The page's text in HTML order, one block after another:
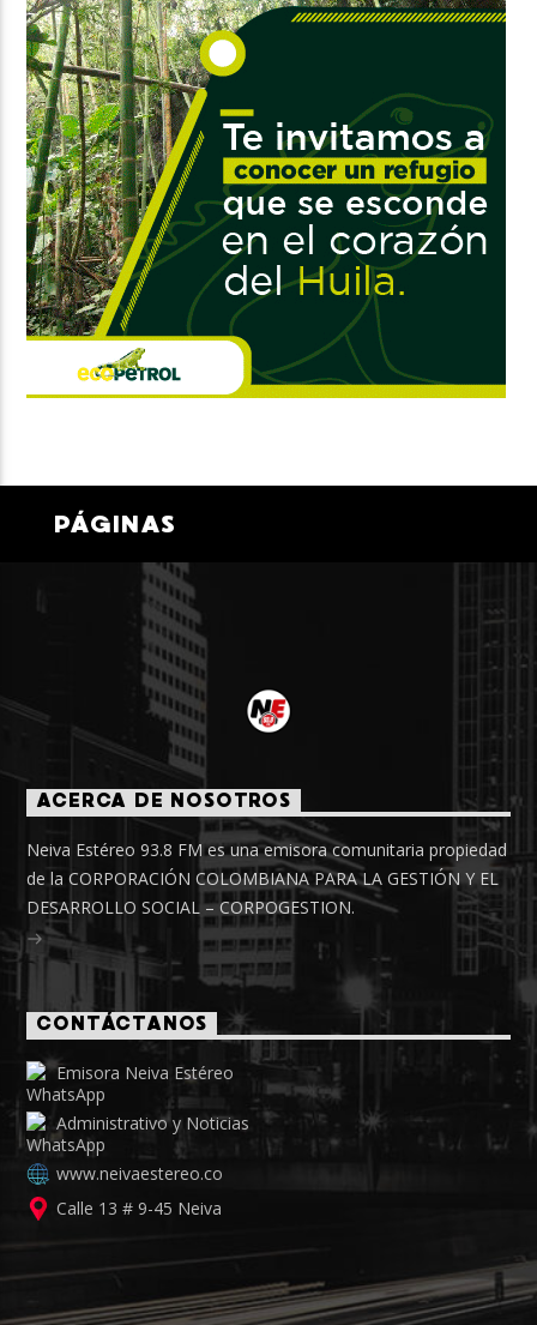
PÁGINAS
ACERCA DE NOSOTROS
Neiva Estéreo 93.8 FM es una emisora comunitaria propiedad
de la CORPORACIÓN COLOMBIANA PARA LA GESTIÓN Y EL
DESARROLLO SOCIAL – CORPOGESTION.
CONTÁCTANOS
Emisora Neiva Estéreo
Administrativo y Noticias
www.neivaestereo.co
Calle 13 # 9-45 Neiva